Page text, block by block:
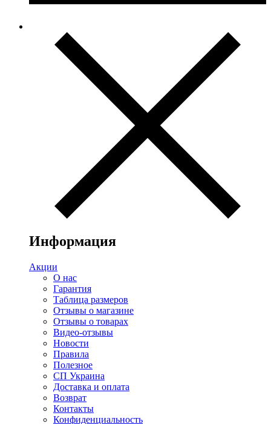
Информация
Акции
О нас
Гарантия
Таблица размеров
Отзывы о магазине
Отзывы о товарах
Видео-отзывы
Новости
Правила
Полезное
СП Украина
Доставка и оплата
Возврат
Контакты
Конфиденциальность